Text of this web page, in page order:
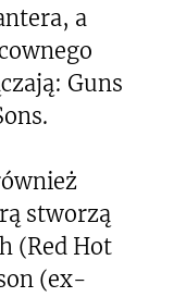
a
Guns
stworzą
(Red Hot
(ex-